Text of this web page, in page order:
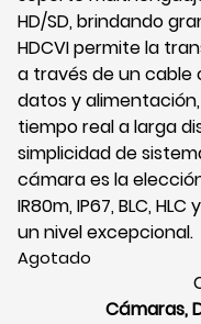
HD/SD, brindando
HDCVI permite la
a través de un cable
datos y
tiempo real a larga
simplicidad de
cámara es la
IR80m, IP67, BLC,
un nivel excepcional.
Agotado
Cámaras,